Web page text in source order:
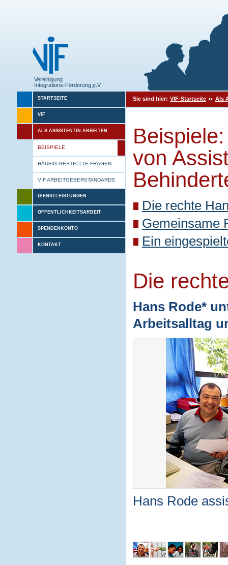
Vereinigung
Integrations-Förderung e.V.
STARTSEITE
VIF
ALS ASSISTENTIN ARBEITEN
BEISPIELE
HÄUFIG GESTELLTE FRAGEN
VIF ARBEITGEBERSTANDARDS
DIENSTLEISTUNGEN
ÖFFENTLICHKEITSARBEIT
SPENDENKONTO
KONTAKT
Sie sind hier: VIF-Startseite Als
von
Die rechte
Gemeinsame
Ein
Die
Hans Rode*
Arbeitsalltag
Hans Rode